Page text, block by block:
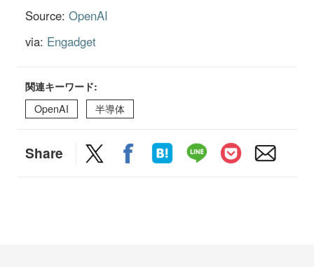
Source: OpenAI
via: Engadget
関連キーワード:
OpenAI
半導体
Share